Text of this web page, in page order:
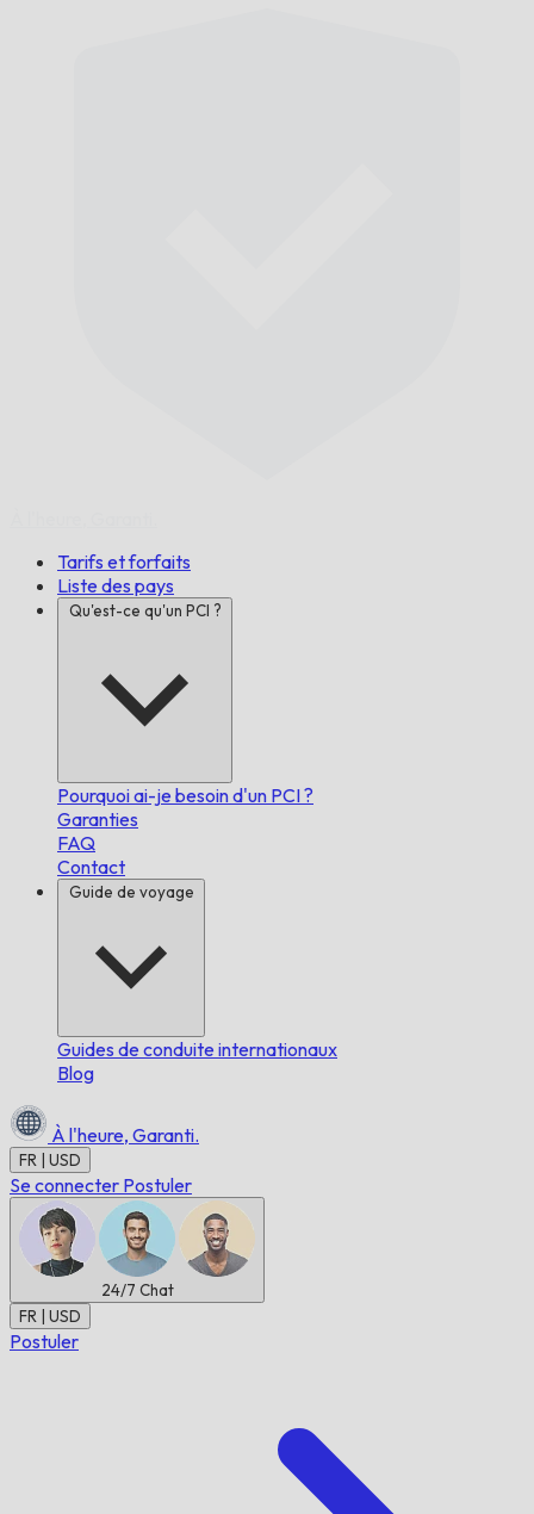
Tarifs et forfaits
Liste des pays
Qu'est-ce qu'un PCI ?
Pourquoi ai-je besoin d'un PCI ?
Garanties
FAQ
Contact
Guide de voyage
Guides de conduite internationaux
Blog
À l'heure, Garanti.
FR | USD
Se connecter Postuler
24/7 Chat
FR | USD
Postuler